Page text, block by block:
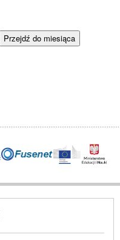
Przejdź do miesiąca